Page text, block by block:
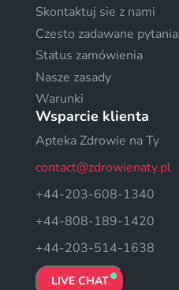
Skontaktuj sie z nami
Czesto zadawane pytania
Status zamówienia
Nasze zasady
Warunki
Wsparcie klienta
Apteka Zdrowie na Ty
contact@zdrowienaty.pl
+44-203-608-1340
+44-808-189-1420
+44-203-514-1638
LIVE CHAT